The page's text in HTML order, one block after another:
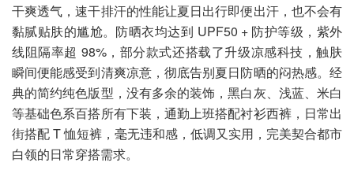
干爽透气，速干排汗的性能让夏日出行即便出汗，也不会有
黏腻贴肤的尴尬。防晒衣均达到 UPF50 + 防护等级，紫外
线阻隔率超 98%，部分款式还搭载了升级凉感科技，触肤
瞬间便能感受到清爽凉意，彻底告别夏日防晒的闷热感。经
典的简约纯色版型，没有多余的装饰，黑白灰、浅蓝、米白
等基础色系百搭所有下装，通勤上班搭配衬衫西裤，日常出
街搭配 T 恤短裤，毫无违和感，低调又实用，完美契合都市
白领的日常穿搭需求。